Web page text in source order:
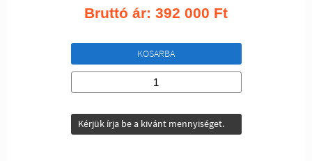
Bruttó ár: 392 000 Ft
KOSARBA
Kérjük írja be a kivánt mennyiséget.